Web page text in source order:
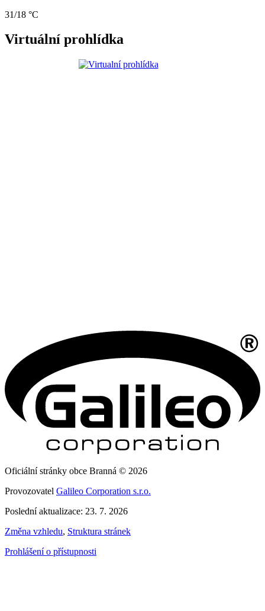
31/18 °C
Virtuální prohlídka
Oficiální stránky obce Branná © 2026
Provozovatel Galileo Corporation s.r.o.
Poslední aktualizace: 23. 7. 2026
Změna vzhledu, Struktura stránek
Prohlášení o přístupnosti